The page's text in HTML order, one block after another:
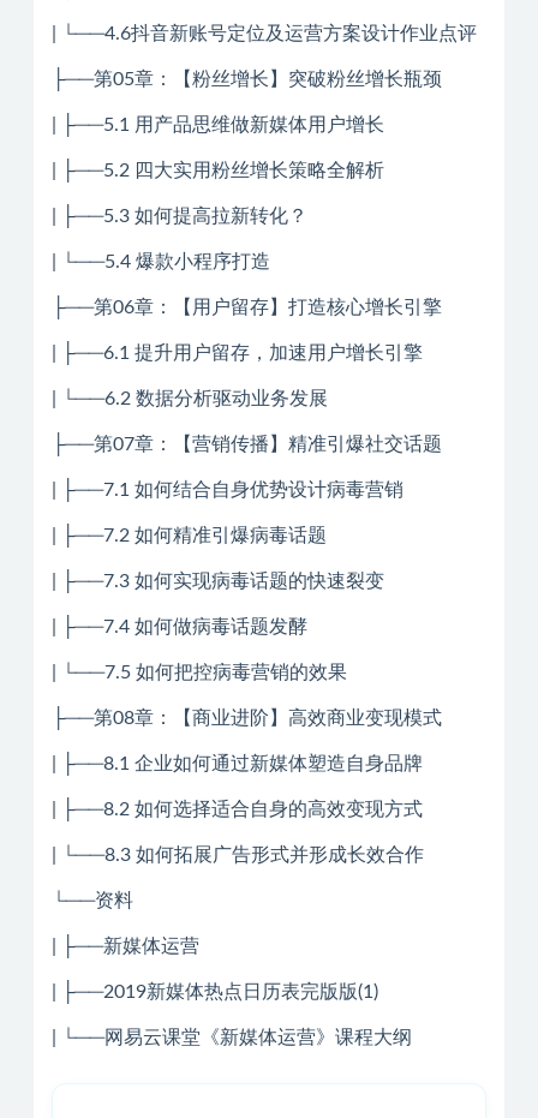
| └──4.6抖音新账号定位及运营方案设计作业点评
├──第05章：【粉丝增长】突破粉丝增长瓶颈
| ├──5.1 用产品思维做新媒体用户增长
| ├──5.2 四大实用粉丝增长策略全解析
| ├──5.3 如何提高拉新转化？
| └──5.4 爆款小程序打造
├──第06章：【用户留存】打造核心增长引擎
| ├──6.1 提升用户留存，加速用户增长引擎
| └──6.2 数据分析驱动业务发展
├──第07章：【营销传播】精准引爆社交话题
| ├──7.1 如何结合自身优势设计病毒营销
| ├──7.2 如何精准引爆病毒话题
| ├──7.3 如何实现病毒话题的快速裂变
| ├──7.4 如何做病毒话题发酵
| └──7.5 如何把控病毒营销的效果
├──第08章：【商业进阶】高效商业变现模式
| ├──8.1 企业如何通过新媒体塑造自身品牌
| ├──8.2 如何选择适合自身的高效变现方式
| └──8.3 如何拓展广告形式并形成长效合作
└──资料
| ├──新媒体运营
| ├──2019新媒体热点日历表完版版(1)
| └──网易云课堂《新媒体运营》课程大纲